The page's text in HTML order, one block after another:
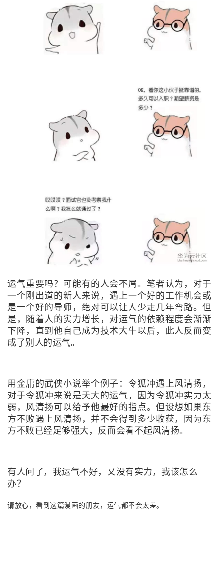
运气重要吗？可能有的人会不屑。笔者认为，对于
一个刚出道的新人来说，遇上一个好的工作机会或
是一个好的导师，绝对可以让人少走几年弯路。但
是，随着人的实力增长，对运气的依赖程度会渐渐
下降，直到他自己成为技术大牛以后，此人反而变
成了别人的运气。
用金庸的武侠小说举个例子：令狐冲遇上风清扬，
对于令狐冲来说是天大的运气，因为令狐冲实力太
弱，风清扬可以给予他最好的指点。但设想如果东
方不败遇上风清扬，并不会得到多少收获，因为东
方不败已经足够强大，反而会看不起风清扬。
有人问了，我运气不好，又没有实力，我该怎么
办？
请放心，看到这篇漫画的朋友，运气都不会太差。